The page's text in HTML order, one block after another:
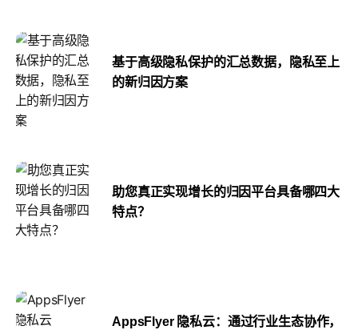
基于高级隐私保护的汇总数据，隐私至上
的新归因方案
助您真正实现增长的归因平台具备哪四大
特点？
AppsFlyer 隐私云：通过行业生态协作，